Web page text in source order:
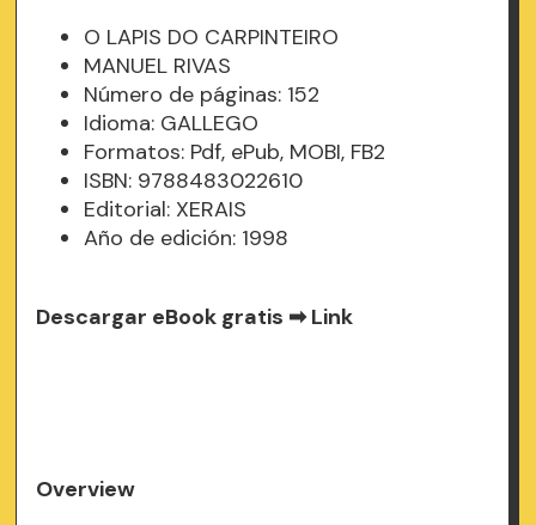
O LAPIS DO CARPINTEIRO
MANUEL RIVAS
Número de páginas: 152
Idioma: GALLEGO
Formatos: Pdf, ePub, MOBI, FB2
ISBN: 9788483022610
Editorial: XERAIS
Año de edición: 1998
Descargar eBook gratis ➡Link
Overview